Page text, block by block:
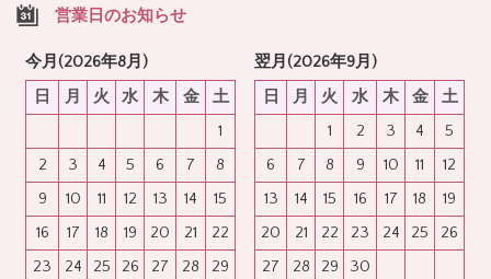
営業日のお知らせ
今月(2026年8月)
日
月 火 水 木 金
土
1
2
3 4 5 6 7
8
9
10 11 12 13 14
15
16
17 18 19 20 21
22
23
24 25 26 27 28 29
翌月(2026年9月)
日
月 火 水 木 金
土
1
2 3 4
5
6
7 8 9 10 11
12
13
14 15 16 17 18
19
20
21 22 23 24 25
26
27
28 29 30